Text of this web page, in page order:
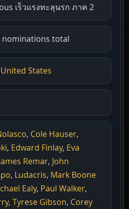
เร็วแรงทะลุนรก ภาค 2
nominations total
United States
, Cole Hauser,
, Edward Finlay, Eva
Remar, John
, Ludacris, Mark Boone
Ealy, Paul Walker,
, Tyrese Gibson, Corey